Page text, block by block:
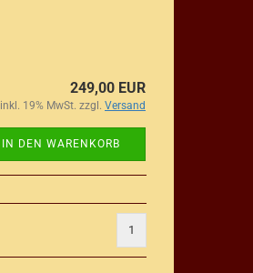
249,00 EUR
inkl. 19% MwSt. zzgl. Versand
IN DEN WARENKORB
1